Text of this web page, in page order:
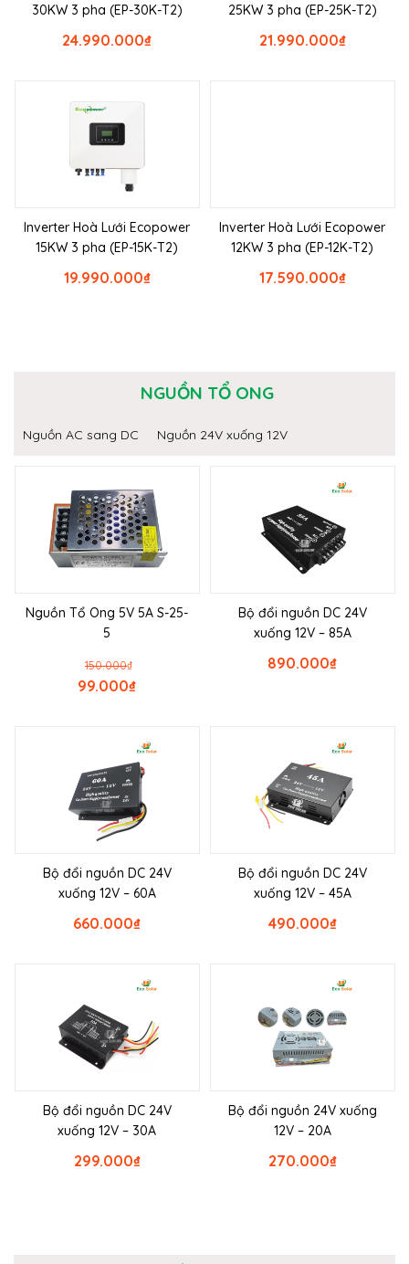
30KW 3 pha (EP-30K-T2)
₫
24.990.000
25KW 3 pha (EP-25K-T2)
₫
21.990.000
Inverter Hoà Lưới Ecopower
15KW 3 pha (EP-15K-T2)
₫
19.990.000
Inverter Hoà Lưới Ecopower
12KW 3 pha (EP-12K-T2)
₫
17.590.000
NGUỒN TỔ ONG
Nguồn AC sang DC Nguồn 24V xuống 12V
Nguồn Tổ Ong 5V 5A S-25-
5
₫
150.000
₫
99.000
Bộ đổi nguồn DC 24V
xuống 12V – 85A
₫
890.000
Bộ đổi nguồn DC 24V
xuống 12V – 60A
₫
660.000
Bộ đổi nguồn DC 24V
xuống 12V – 45A
₫
490.000
Bộ đổi nguồn DC 24V
xuống 12V – 30A
₫
299.000
Bộ đổi nguồn 24V xuống
12V – 20A
₫
270.000